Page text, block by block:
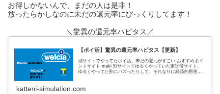
お得しかないんで、まだの人は是非！
放ったらかしなのに未だの還元率にびっくりしてます！
＼驚異の還元率ハピタス／
【ポイ活】驚異の還元率ハピタス【更新】
別サイトでやってたポイ活。未だの還元がすごい おすすめポイ
ントサイト maki 別サイトでゆるくやっていた家計簿サイト。
ゆるくやってた割にバズったりして、それなりに経済的恩恵も
katteni-simulation.com